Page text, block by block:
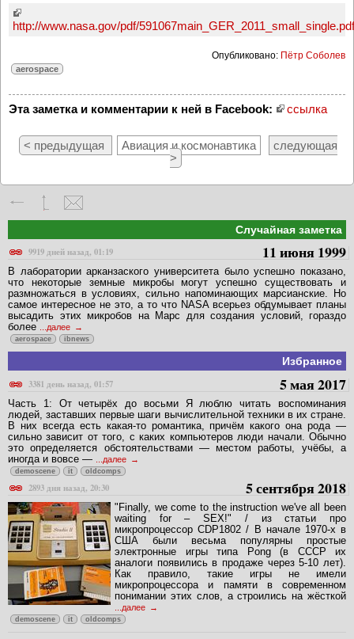
http://www.nasa.gov/pdf/591067main_GER_2011_small_single.pdf
Опубликовано: Пётр Соболев
aerospace
Эта заметка и комментарии к ней в Facebook: ссылка
< предыдущая Авиация и космонавтика
следующая
>
Случайная заметка
9919 дней назад, 01:19
11 июня 1999
В лаборатории арканзаского университета было успешно показано,
что некоторые земные микробы могут успешно существовать и
размножаться в условиях, сильно напоминающих марсианские. Но
самое интересное не это, а то что NASA всерьез обдумывает планы
высадить этих микробов на Марс для создания условий, гораздо
более
...далее
aerospace ibnews
Избранное
3381 день назад, 01:57
5 мая 2017
Часть 1: От четырёх до восьми Я люблю читать воспоминания
людей, заставших первые шаги вычислительной техники в их стране.
В них всегда есть какая-то романтика, причём какого она рода —
сильно зависит от того, с каких компьютеров люди начали. Обычно
это определяется обстоятельствами — местом работы, учёбы, а
иногда и вовсе —
...далее
demoscene it oldcomps
2893 дня назад, 20:30 5 сентября 2018
"Finally, we come to the instruction we've all been
waiting for – SEX!" / из статьи про
микропроцессор CDP1802 / В начале 1970-х в
США были весьма популярны простые
электронные игры типа Pong (в СССР их
аналоги появились в продаже через 5-10 лет).
Как правило, такие игры не имели
микропроцессора и памяти в современном
понимании этих слов, а строились на жёсткой
...далее
demoscene it oldcomps